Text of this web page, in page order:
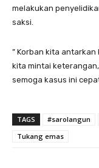
melakukan
saksi.
” Korban kita antarkan
kita mintai
semoga kasus ini
TAGS #sarolangun
Tukang emas